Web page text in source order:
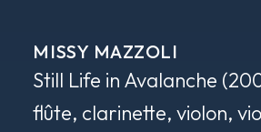
MISSY MAZZOLI
Still Life in Avalanche
flûte, clarinette, violon,